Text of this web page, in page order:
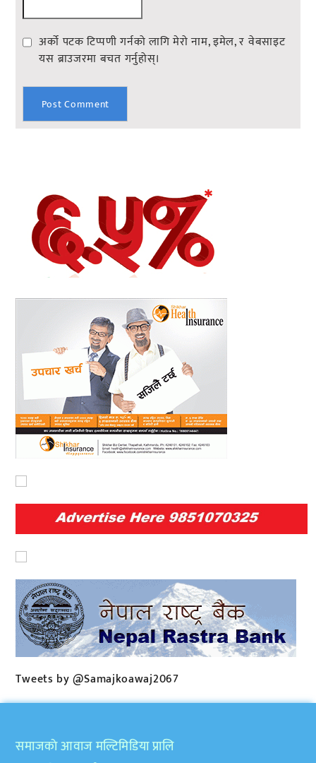
अर्को पटक टिप्पणी गर्नको लागि मेरो नाम, इमेल, र वेबसाइट
यस ब्राउजरमा बचत गर्नुहोस्।
Tweets by @Samajkoawaj2067
समाजकाे आवाज मल्टिमिडिया प्रालि